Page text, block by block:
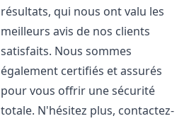
résultats, qui nous ont valu les
meilleurs avis de nos clients
satisfaits. Nous sommes
également certifiés et assurés
pour vous offrir une sécurité
totale. N'hésitez plus, contactez-